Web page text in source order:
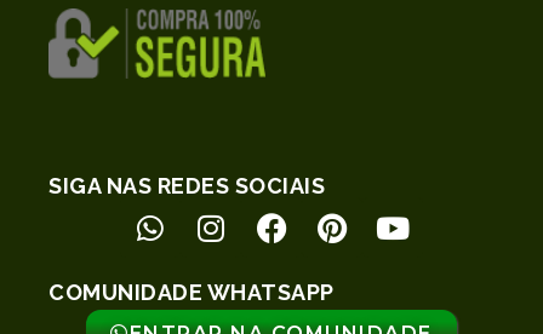
SIGA NAS REDES SOCIAIS
COMUNIDADE WHATSAPP